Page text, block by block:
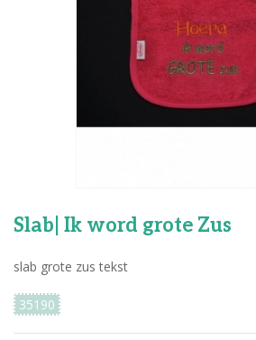
Slab| Ik word grote Zus
slab grote zus tekst
35190